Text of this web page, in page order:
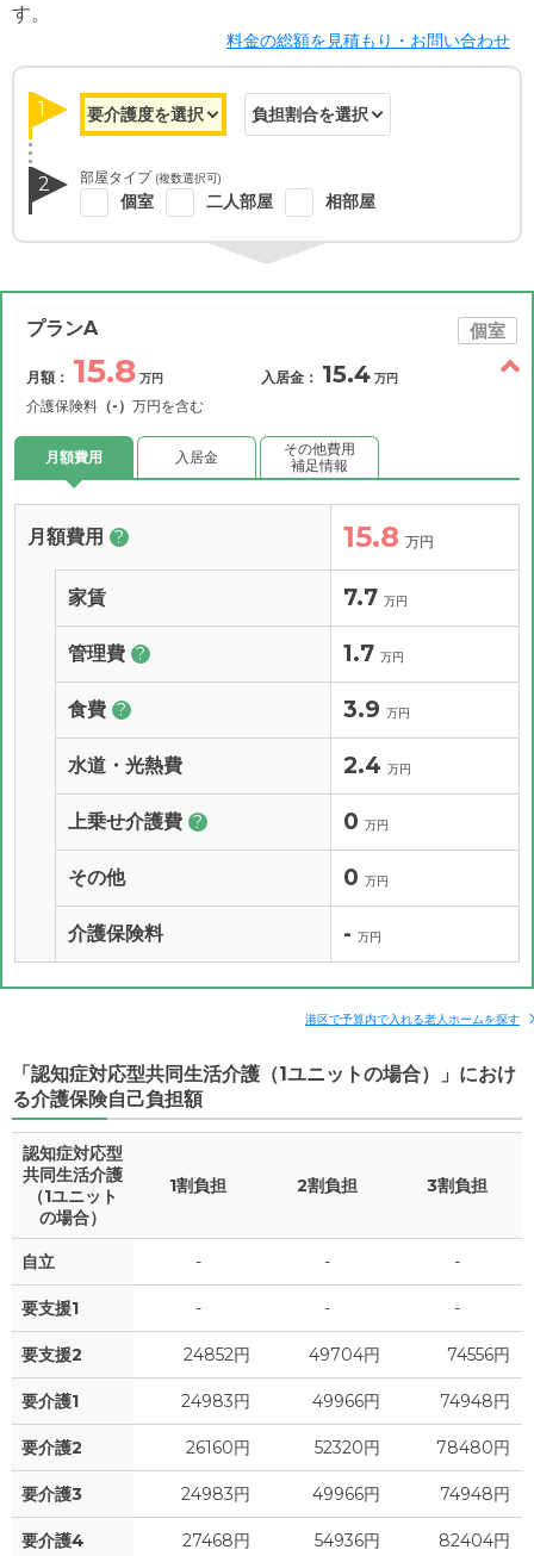
す。
料金の総額を見積もり・お問い合わせ
1
2 部屋タイプ (複数選択可)
個室 二人部屋 相部屋
プランA 個室
月額： 15.8 万円
介護保険料 （-） 万円を含む
入居金： 15.4 万円
月額費用 入居金
その他費用
補足情報
月額費用 ? 15.8 万円
家賃 7.7 万円
管理費 ? 1.7 万円
食費 ? 3.9 万円
水道・光熱費 2.4 万円
上乗せ介護費 ? 0 万円
その他 0 万円
介護保険料 - 万円
港区で予算内で入れる老人ホームを探す
「認知症対応型共同生活介護（1ユニットの場合）」におけ
る介護保険自己負担額
認知症対応型
共同生活介護
（1ユニット
の場合）
1割負担 2割負担 3割負担
自立 - - -
要支援1 - - -
要支援2 24852円 49704円 74556円
要介護1 24983円 49966円 74948円
要介護2 26160円 52320円 78480円
要介護3 24983円 49966円 74948円
要介護4 27468円 54936円 82404円